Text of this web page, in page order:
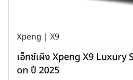
Xpeng | X9
เอ็กซ์เผิง Xpeng X9 Luxury
on ปี 2025